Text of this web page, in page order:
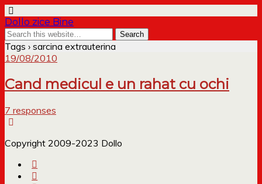
Dollo zice Bine
Tags › sarcina extrauterina
19/08/2010
Cand medicul e un rahat cu ochi
7 responses
Copyright 2009-2023 Dollo